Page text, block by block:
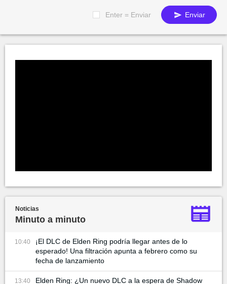
Enter = Enviar Enviar
Noticias
Minuto a minuto
10:40
¡El DLC de Elden Ring podría llegar antes de lo
esperado! Una filtración apunta a febrero como su
fecha de lanzamiento
13:40
Elden Ring: ¿Un nuevo DLC a la espera de Shadow